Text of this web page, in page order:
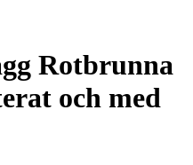
Rotbrunna
och med